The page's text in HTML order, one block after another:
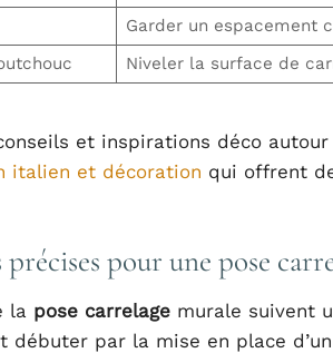
Garder un espacement
Niveler la surface de
et inspirations déco
italien et décoration qui offrent
précises pour une pose
la pose carrelage murale suivent
débuter par la mise en place